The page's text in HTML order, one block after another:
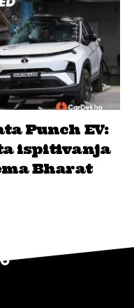
Punch EV:
ispitivanja
Bharat